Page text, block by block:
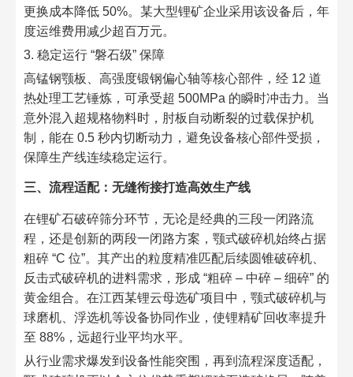
更换成本降低 50%。某大型锂矿企业采用该设备后，年
度运维费用减少超百万元。
3. 稳定运行 “磐石级” 保障
高锰钢颚板、高强度锻钢偏心轴等核心部件，经 12 道
热处理工艺锤炼，可承受超 500MPa 的瞬时冲击力。当
意外混入超规格物料时，肘板自动断裂的过载保护机
制，能在 0.5 秒内切断动力，避免设备核心部件受损，
保障生产线连续稳定运行。
三、流程适配：无缝衔接打造高效生产线
在锂矿石破碎筛分环节，无论是经典的三段一闭路流
程，还是创新的两段一闭路方案，颚式破碎机始终占据
粗碎 “C 位”。其产出的粒度精准匹配后续圆锥破碎机、
反击式破碎机的进料需求，形成 “粗碎 – 中碎 – 细碎” 的
黄金组合。在江西某锂云母选矿项目中，颚式破碎机与
球磨机、浮选机等设备协同作业，使锂精矿回收率提升
至 88%，远超行业平均水平。
从行业需求爆发到设备性能突围，再到流程深度适配，